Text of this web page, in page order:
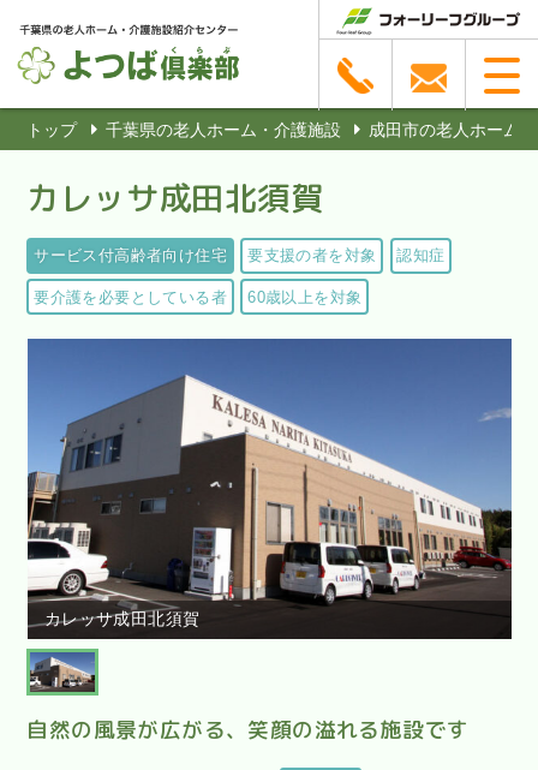
トップ 千葉県の老人ホーム・介護施設 成田市の老人ホーム
カレッサ成田北須賀
サービス付高齢者向け住宅 要支援の者を対象 認知症
要介護を必要としている者 60歳以上を対象
カレッサ成田北須賀
自然の風景が広がる、笑顔の溢れる施設です